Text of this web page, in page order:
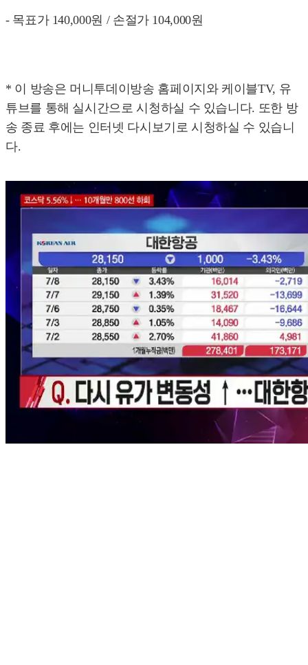
- 목표가 140,000원 / 손절가 104,000원
* 이 방송은 머니투데이방송 홈페이지와 케이블TV, 유
튜브를 통해 실시간으로 시청하실 수 있습니다. 또한 방
송 종료 후에는 인터넷 다시보기로 시청하실 수 있습니
다.